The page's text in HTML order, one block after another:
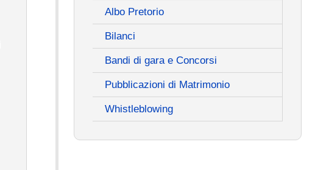
Albo Pretorio
Bilanci
Bandi di gara e Concorsi
Pubblicazioni di Matrimonio
Whistleblowing